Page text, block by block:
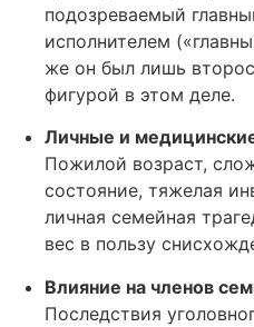
подозреваемый
исполнителем
же он был лишь
фигурой в этом деле.
Личные и
Пожилой возраст,
состояние, тяжелая
личная семейная
вес в пользу
Влияние на членов
Последствия